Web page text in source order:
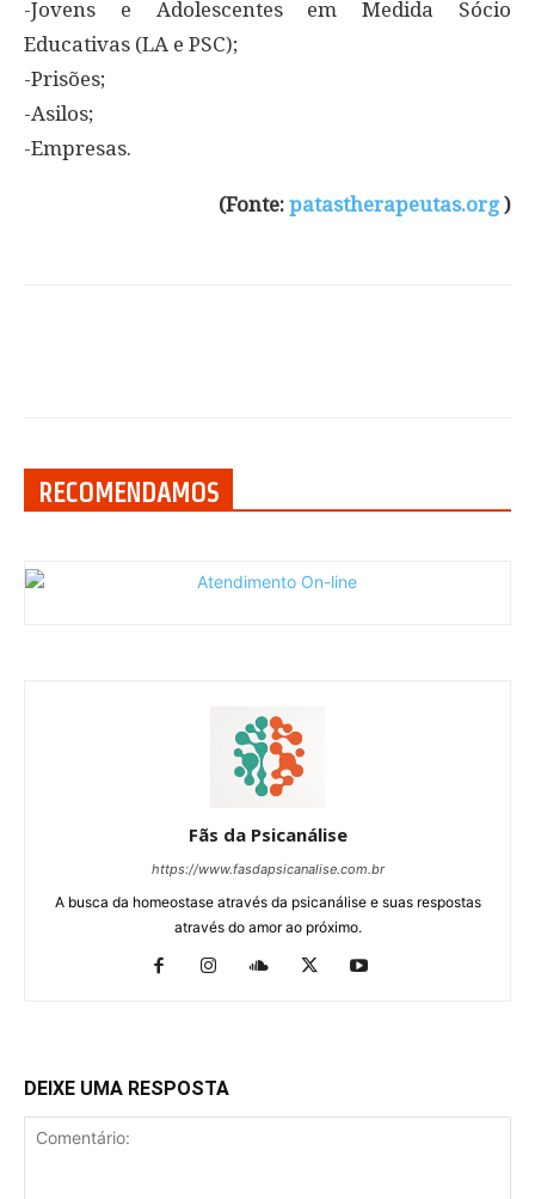
-Jovens e Adolescentes em Medida Sócio
Educativas (LA e PSC);
-Prisões;
-Asilos;
-Empresas.
(Fonte: patastherapeutas.org)
RECOMENDAMOS
Fãs da Psicanálise
https://www.fasdapsicanalise.com.br
A busca da homeostase através da psicanálise e suas respostas
através do amor ao próximo.
DEIXE UMA RESPOSTA